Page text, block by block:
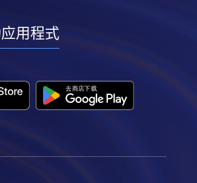
linkedininstagram
应用程式